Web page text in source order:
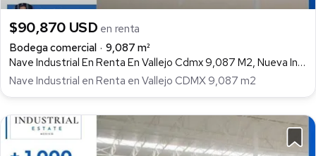
$90,870 USD en renta
Bodega comercial
9,087 m²
Nave Industrial En Renta En Vallejo Cdmx 9,087 M2, Nueva Industrial Vallejo, Gustavo A. Madero
Nave Industrial en Renta en Vallejo CDMX 9,087 m2